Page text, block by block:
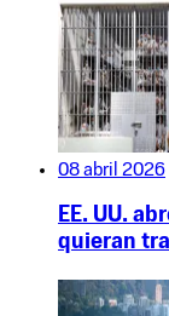
08 abril 2026
EE. UU.
quieran